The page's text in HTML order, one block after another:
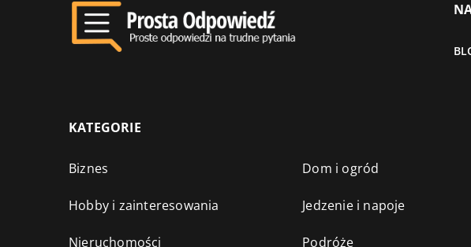
KATEGORIE
Biznes Dom i ogród
Hobby i zainteresowania Jedzenie i napoje
Nieruchomości Podróże